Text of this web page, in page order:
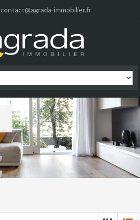
contact@agrada-immobilier.fr